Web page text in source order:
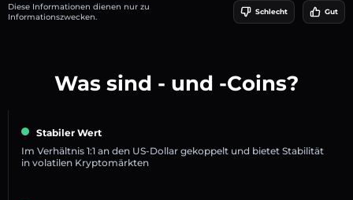
Diese Informationen dienen nur zu
Informationszwecken.
Schlecht Gut
Was sind - und -Coins?
Stabiler Wert
Im Verhältnis 1:1 an den US-Dollar gekoppelt und bietet Stabilität
in volatilen Kryptomärkten